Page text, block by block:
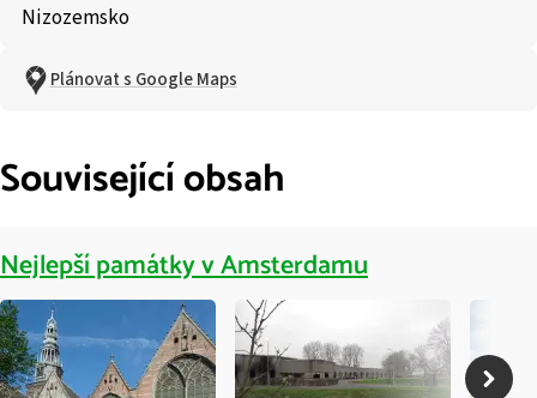
Nizozemsko
Plánovat s Google Maps
Související obsah
Nejlepší památky v Amsterdamu